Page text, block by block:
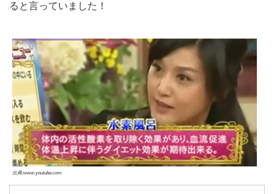
ると言っていました！
出典:www.youtube.com